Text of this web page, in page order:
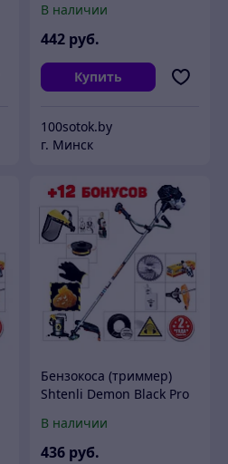
В наличии
442 руб.
Купить
100sotok.by
г. Минск
Бензокоса (триммер)
Shtenli Demon Black Pro
В наличии
436 руб.